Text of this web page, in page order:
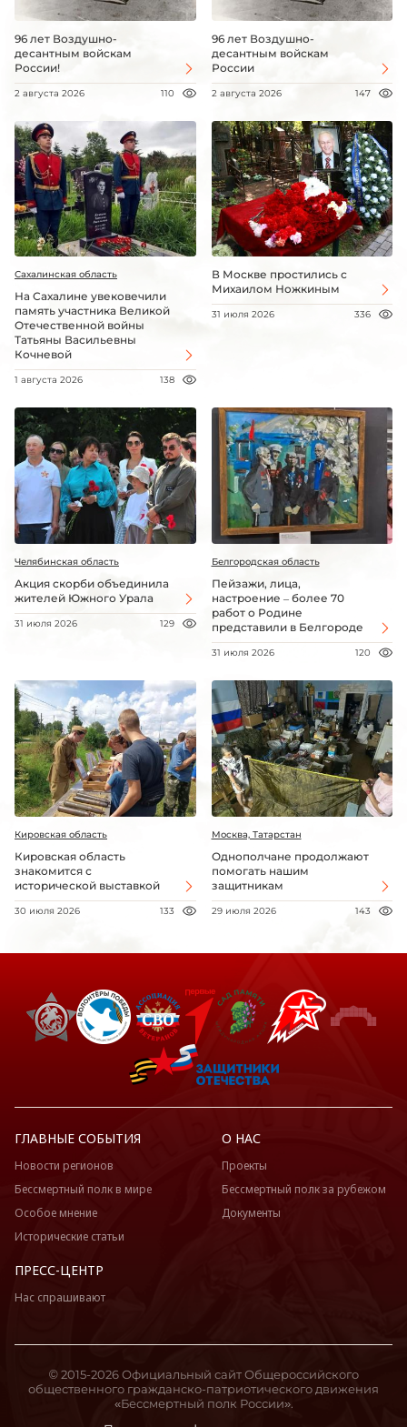
96 лет Воздушно-
десантным войскам
России!
2 августа 2026 110
96 лет Воздушно-
десантным войскам
России
2 августа 2026 147
Сахалинская область
На Сахалине увековечили
память участника Великой
Отечественной войны
Татьяны Васильевны
Кочневой
1 августа 2026 138
В Москве простились с
Михаилом Ножкиным
31 июля 2026 336
Челябинская область
Акция скорби объединила
жителей Южного Урала
31 июля 2026 129
Белгородская область
Пейзажи, лица,
настроение – более 70
работ о Родине
представили в Белгороде
31 июля 2026 120
Кировская область
Кировская область
знакомится с
исторической выставкой
30 июля 2026 133
Москва, Татарстан
Однополчане продолжают
помогать нашим
защитникам
29 июля 2026 143
ГЛАВНЫЕ СОБЫТИЯ
Новости регионов
Бессмертный полк в мире
Особое мнение
Исторические статьи
О НАС
Проекты
Бессмертный полк за рубежом
Документы
ПРЕСС-ЦЕНТР
Нас спрашивают
© 2015-2026 Официальный сайт Общероссийского
общественного гражданско-патриотического движения
«Бессмертный полк России».